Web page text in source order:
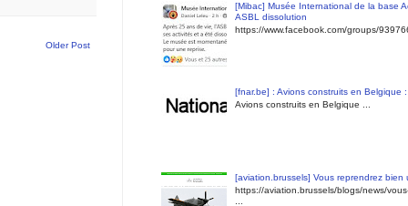
Older Post
[Mibac] Musée International de la base
ASBL dissolution
https://www.facebook.com/groups/
[fnar.be] : Avions construits en Belgique
Avions construits en Belgique ...
[aviation.brussels] Vous reprendrez bien
https://aviation.brussels/blogs/news/